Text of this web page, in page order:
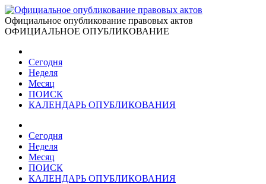
Официальное опубликование правовых актов
ОФИЦИАЛЬНОЕ ОПУБЛИКОВАНИЕ
Сегодня
Неделя
Месяц
ПОИСК
КАЛЕНДАРЬ ОПУБЛИКОВАНИЯ
Сегодня
Неделя
Месяц
ПОИСК
КАЛЕНДАРЬ ОПУБЛИКОВАНИЯ